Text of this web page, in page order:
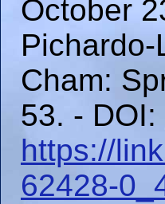
October
Cham:
53. - DOI:
https://
62428-